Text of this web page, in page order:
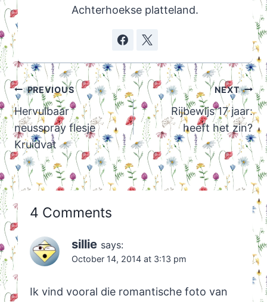
Achterhoekse platteland.
Post
navigation
PREVIOUS
Hervulbaar
neusspray flesje
Kruidvat
NEXT
Rijbewijs 17 jaar:
heeft het zin?
4 Comments
sillie says:
October 14, 2014 at 3:13 pm
Ik vind vooral die romantische foto van